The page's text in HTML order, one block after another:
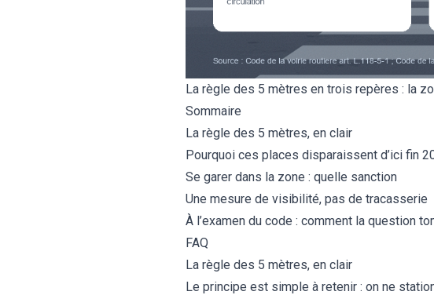
La règle des 5 mètres en trois repères : la
Sommaire
La règle des 5 mètres, en clair
Pourquoi ces places disparaissent d’ici fin
Se garer dans la zone : quelle sanction
Une mesure de visibilité, pas de tracasserie
À l’examen du code : comment la question
FAQ
La règle des 5 mètres, en clair
Le principe est simple à retenir : on ne